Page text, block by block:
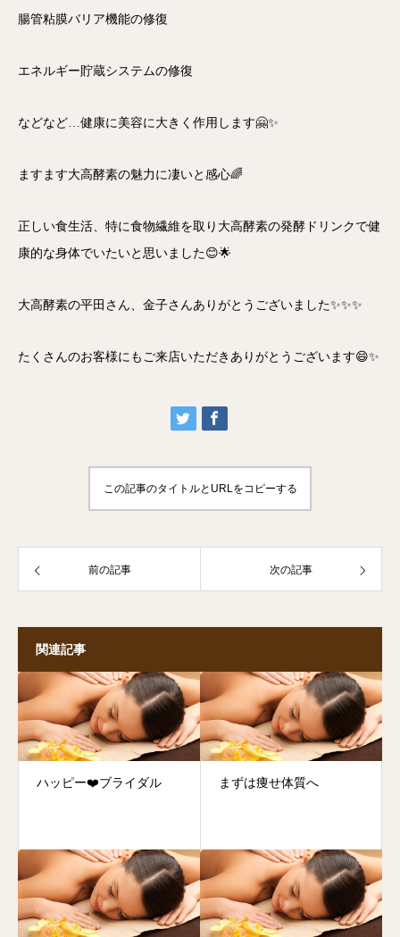
腸管粘膜バリア機能の修復
エネルギー貯蔵システムの修復
などなど…健康に美容に大きく作用します🤗✨
ますます大高酵素の魅力に凄いと感心🌈
正しい食生活、特に食物繊維を取り大高酵素の発酵ドリンクで健
康的な身体でいたいと思いました😊🌟
大高酵素の平田さん、金子さんありがとうございました✨✨✨
たくさんのお客様にもご来店いただきありがとうございます😄✨
この記事のタイトルとURLをコピーする
前の記事 次の記事
関連記事
ハッピー❤️ブライダル まずは痩せ体質へ